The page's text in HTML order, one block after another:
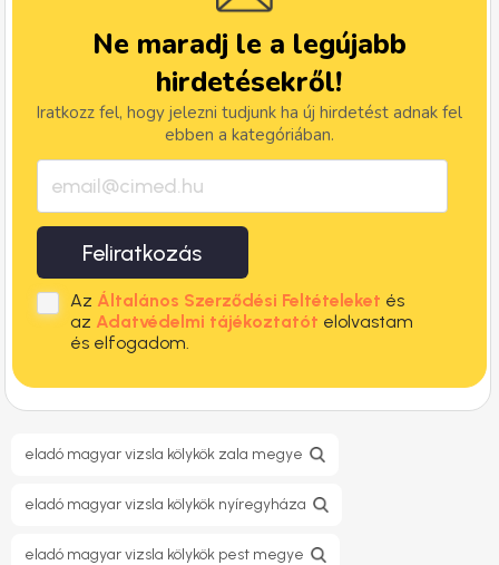
Ne maradj le a legújabb
hirdetésekről!
Iratkozz fel, hogy jelezni tudjunk ha új hirdetést adnak fel
ebben a kategóriában.
Feliratkozás
Az Általános Szerződési Feltételeket és
az Adatvédelmi tájékoztatót elolvastam
és elfogadom.
eladó magyar vizsla kölykök zala megye
eladó magyar vizsla kölykök nyíregyháza
eladó magyar vizsla kölykök pest megye